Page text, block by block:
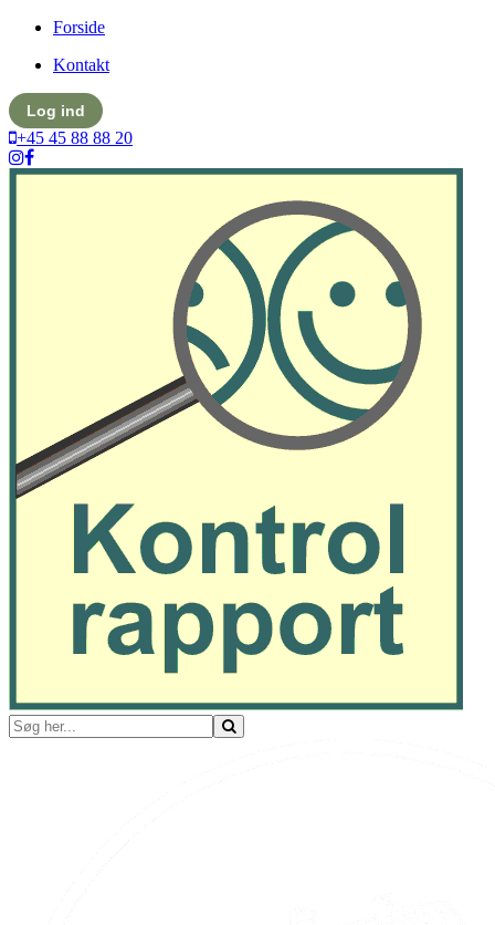
Forside
Kontakt
Log ind
+45 45 88 88 20